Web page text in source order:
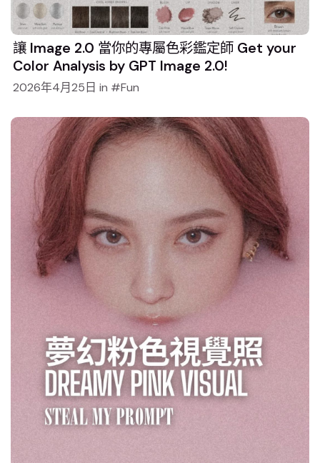
讓 Image 2.0 當你的專屬色彩鑑定師 Get your
Color Analysis by GPT Image 2.0!
2026年4月25日 in Fun